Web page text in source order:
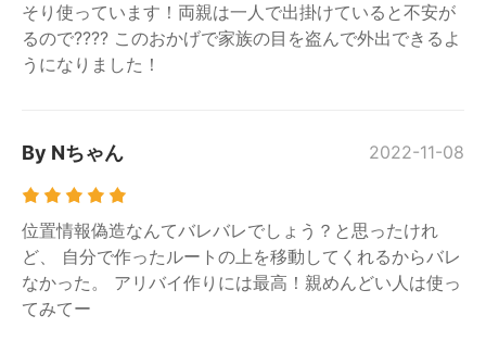
そり使っています！両親は一人で出掛けていると不安が
るので???? このおかげで家族の目を盗んで外出できるよ
うになりました！
By Nちゃん 2022-11-08
位置情報偽造なんてバレバレでしょう？と思ったけれ
ど、 自分で作ったルートの上を移動してくれるからバレ
なかった。 アリバイ作りには最高！親めんどい人は使っ
てみてー